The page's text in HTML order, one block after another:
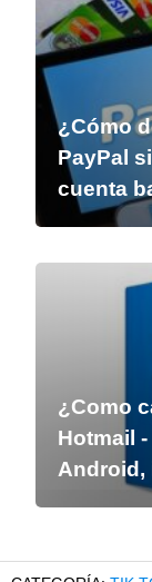
¿Cómo
PayPal
cuenta
¿Como
Hotmail
Android,